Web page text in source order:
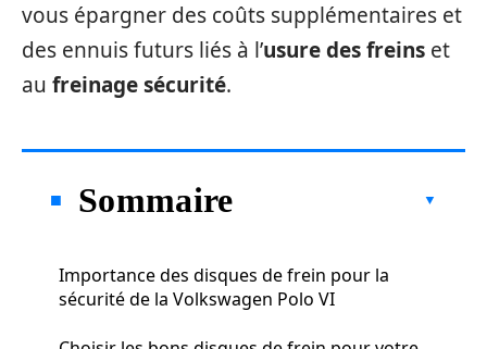
vous épargner des coûts supplémentaires et
des ennuis futurs liés à l’usure des freins et
au freinage sécurité.
Sommaire
Importance des disques de frein pour la
sécurité de la Volkswagen Polo VI